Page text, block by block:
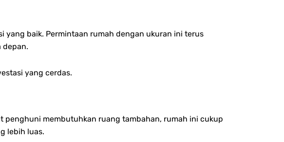
baik. Permintaan rumah dengan ukuran ini terus
depan.
yang cerdas.
penghuni membutuhkan ruang tambahan, rumah ini cukup
lebih luas.